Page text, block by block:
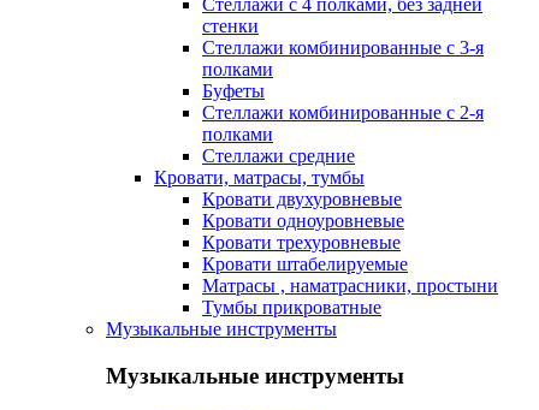
Стеллажи с 4 полками, без задней
стенки
Стеллажи комбинированные с 3-я
полками
Буфеты
Стеллажи комбинированные с 2-я
полками
Стеллажи средние
Кровати, матрасы, тумбы
Кровати двухуровневые
Кровати одноуровневые
Кровати трехуровневые
Кровати штабелируемые
Матрасы , наматрасники, простыни
Тумбы прикроватные
Музыкальные инструменты
Музыкальные инструменты